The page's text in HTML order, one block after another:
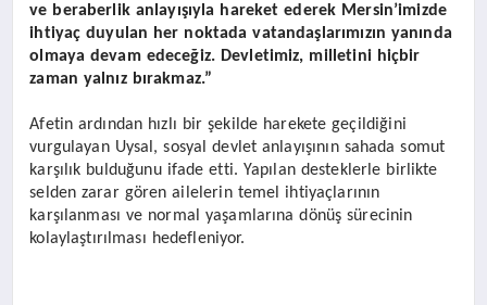
ve beraberlik anlayışıyla hareket ederek Mersin’imizde
ihtiyaç duyulan her noktada vatandaşlarımızın yanında
olmaya devam edeceğiz. Devletimiz, milletini hiçbir
zaman yalnız bırakmaz.”
Afetin ardından hızlı bir şekilde harekete geçildiğini
vurgulayan Uysal, sosyal devlet anlayışının sahada somut
karşılık bulduğunu ifade etti. Yapılan desteklerle birlikte
selden zarar gören ailelerin temel ihtiyaçlarının
karşılanması ve normal yaşamlarına dönüş sürecinin
kolaylaştırılması hedefleniyor.